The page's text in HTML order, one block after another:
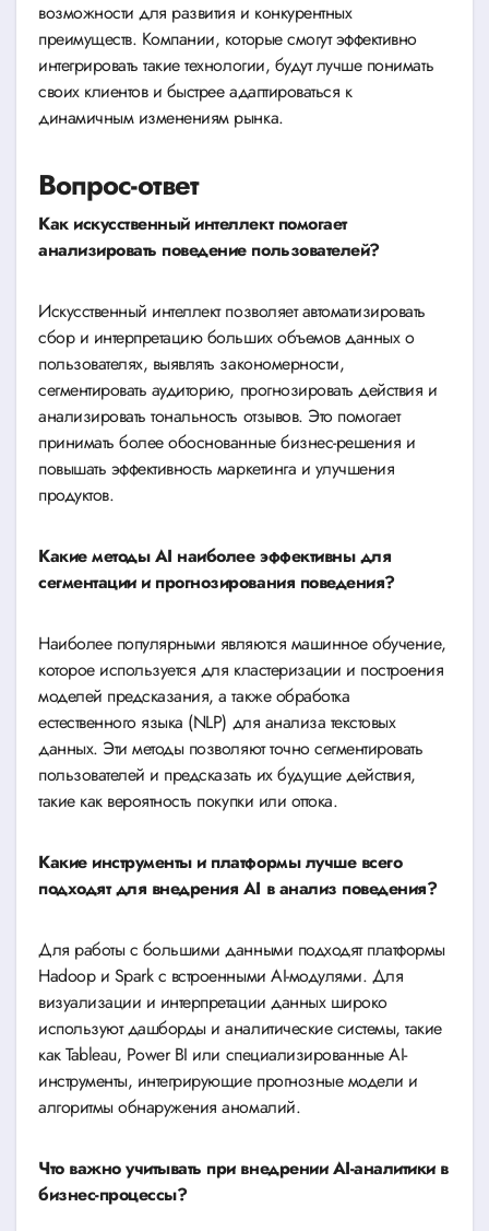
возможности для развития и конкурентных
преимуществ. Компании, которые смогут эффективно
интегрировать такие технологии, будут лучше понимать
своих клиентов и быстрее адаптироваться к
динамичным изменениям рынка.
Вопрос-ответ
Как искусственный интеллект помогает
анализировать поведение пользователей?
Искусственный интеллект позволяет автоматизировать
сбор и интерпретацию больших объемов данных о
пользователях, выявлять закономерности,
сегментировать аудиторию, прогнозировать действия и
анализировать тональность отзывов. Это помогает
принимать более обоснованные бизнес-решения и
повышать эффективность маркетинга и улучшения
продуктов.
Какие методы AI наиболее эффективны для
сегментации и прогнозирования поведения?
Наиболее популярными являются машинное обучение,
которое используется для кластеризации и построения
моделей предсказания, а также обработка
естественного языка (NLP) для анализа текстовых
данных. Эти методы позволяют точно сегментировать
пользователей и предсказать их будущие действия,
такие как вероятность покупки или оттока.
Какие инструменты и платформы лучше всего
подходят для внедрения AI в анализ поведения?
Для работы с большими данными подходят платформы
Hadoop и Spark с встроенными AI-модулями. Для
визуализации и интерпретации данных широко
используют дашборды и аналитические системы, такие
как Tableau, Power BI или специализированные AI-
инструменты, интегрирующие прогнозные модели и
алгоритмы обнаружения аномалий.
Что важно учитывать при внедрении AI-аналитики в
бизнес-процессы?